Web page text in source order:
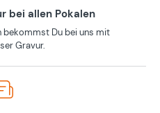
bei allen Pokalen
bekommst Du bei uns mit
Gravur.